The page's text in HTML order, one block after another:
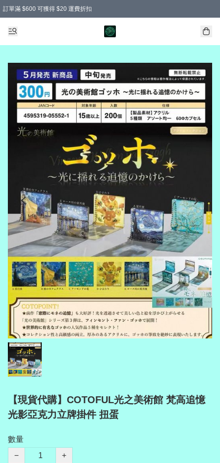
訂單滿 $600 可獲得 $20 運費折扣
【現貨代購】COTOFUL光之美術館 梵高追憶
光影亞克力立牌掛件 扭蛋
數量
−
+